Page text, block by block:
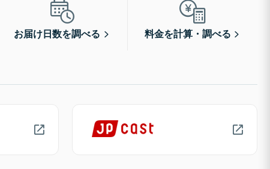
お届け日数を調べる 料金を計算・調べる